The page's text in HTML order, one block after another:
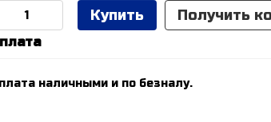
Купить Получить
наличными и по безналу.